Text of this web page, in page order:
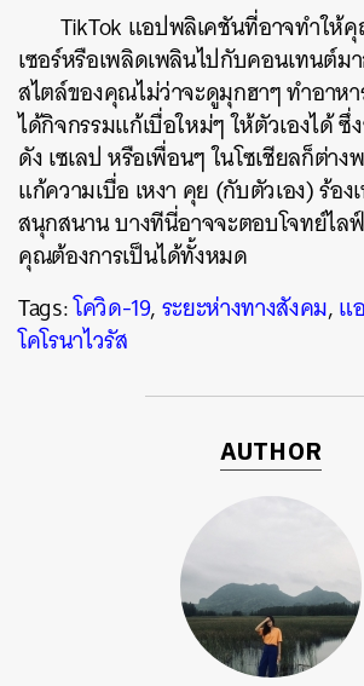
TikTok แอปพลิเคชันที่อาจทำให้
เซอร์หรือเพลิดเพลินไปกับคอนเทนต์ม
สไตล์ของคุณไม่ว่าจะดูมุกฮาๆทำอาห
ได้กิจกรรมแก้เบื่อใหม่ๆให้ตัวเองได้ซึ่
ดังเซเลปหรือเพื่อนๆในโซเชียลก็ต่าง
แก้ความเบื่อ เหงา คุย (กับตัวเอง)ร้อง
สนุกสนานบางทีนี่อาจจะตอบโจทย์ไล
คุณต้องการเป็นได้ทั้งหมด
Tags:โควิด-19,ระยะห่างทางสังคม,แ
โคโรนาไวรัส
AUTHOR